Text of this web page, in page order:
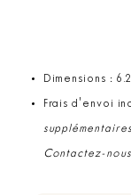
Dimensions :
Frais d'envoi
Contactez-